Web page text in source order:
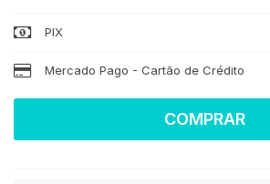
PIX
Mercado Pago - Cartão de Crédito
COMPRAR